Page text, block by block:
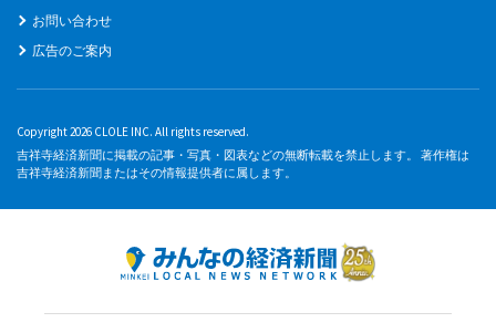
お問い合わせ
広告のご案内
Copyright 2026 CLOLE INC. All rights reserved.
吉祥寺経済新聞に掲載の記事・写真・図表などの無断転載を禁止します。 著作権は
吉祥寺経済新聞またはその情報提供者に属します。